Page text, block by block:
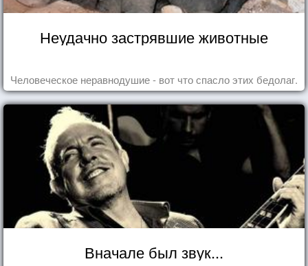
Неудачно застрявшие животные
Человеческое неравнодушие - вот что спасло этих бедолаг.
Вначале был звук...